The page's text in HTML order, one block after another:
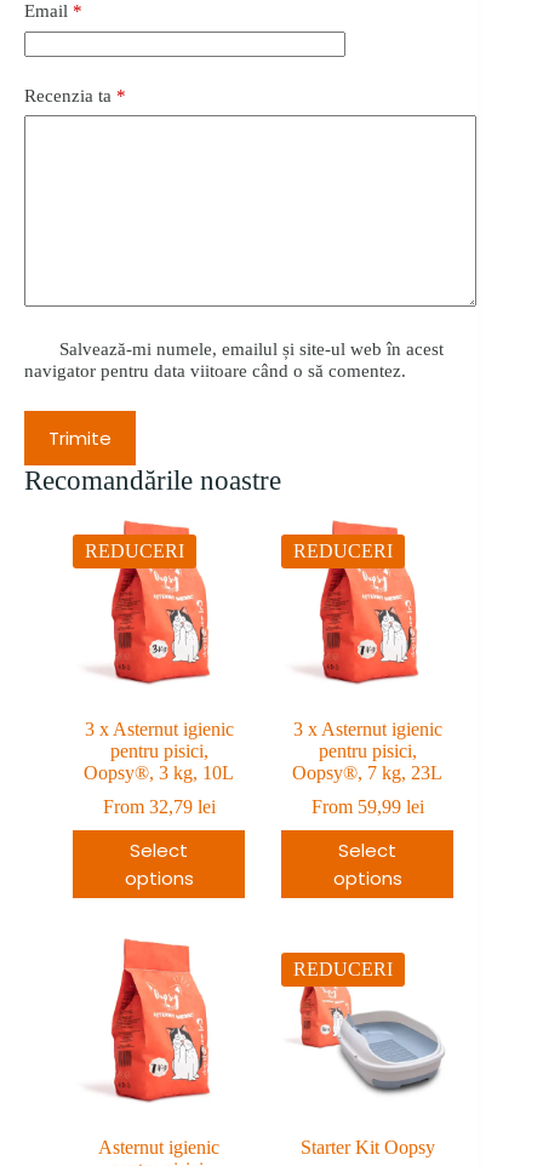
Email *
Recenzia ta *
Salvează-mi numele, emailul și site-ul web în acest
navigator pentru data viitoare când o să comentez.
Trimite
Recomandările noastre
REDUCERI
3 x Asternut igienic
pentru pisici,
Oopsy®, 3 kg, 10L
From 32,79 lei
Select
options
REDUCERI
3 x Asternut igienic
pentru pisici,
Oopsy®, 7 kg, 23L
From 59,99 lei
Select
options
Asternut igienic
REDUCERI
Starter Kit Oopsy